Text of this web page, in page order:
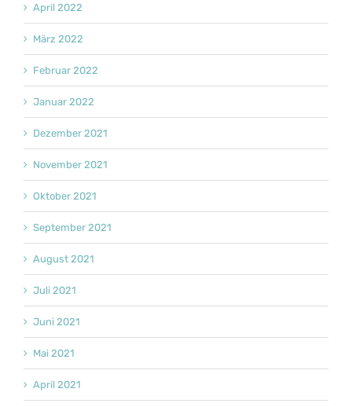
April 2022
März 2022
Februar 2022
Januar 2022
Dezember 2021
November 2021
Oktober 2021
September 2021
August 2021
Juli 2021
Juni 2021
Mai 2021
April 2021